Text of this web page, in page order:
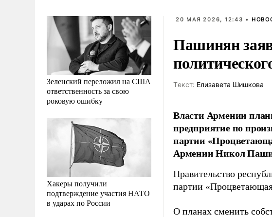
Зеленский переложил на США
ответственность за свою
роковую ошибку
Хакеры получили
подтверждение участия НАТО
в ударах по России
20 МАЯ 2026, 12:43 •
Пашинян
Tекст: Елизавета Шишкова
Власти Армении
предприятие по
партии
Армении Никол
Правительство
партии
О планах сменить